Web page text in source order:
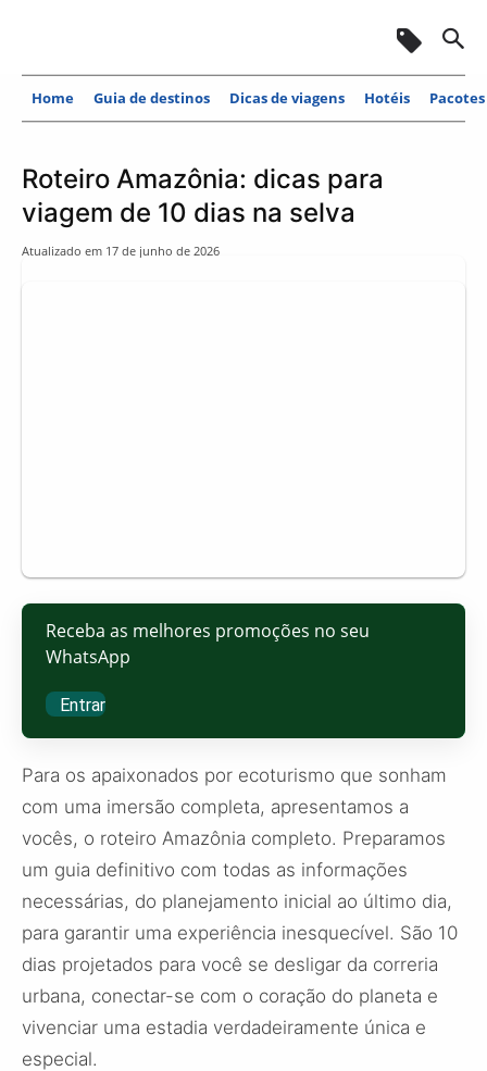
Home Guia de destinos Dicas de viagens Hotéis Pacotes
Roteiro Amazônia: dicas para
viagem de 10 dias na selva
Atualizado em 17 de junho de 2026
Receba as melhores promoções no seu
WhatsApp
Entrar
Para os apaixonados por ecoturismo que sonham
com uma imersão completa, apresentamos a
vocês, o roteiro Amazônia completo. Preparamos
um guia definitivo com todas as informações
necessárias, do planejamento inicial ao último dia,
para garantir uma experiência inesquecível. São 10
dias projetados para você se desligar da correria
urbana, conectar-se com o coração do planeta e
vivenciar uma estadia verdadeiramente única e
especial.